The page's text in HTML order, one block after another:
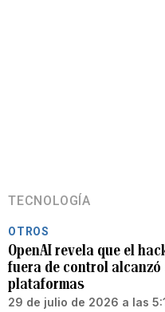
TECNOLOGÍA
OTROS
OpenAI revela que el
fuera de control
plataformas
29 de julio de 2026 a las